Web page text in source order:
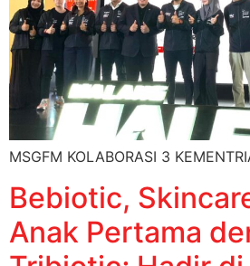
MSGFM KOLABORASI 3
Bebiotic,
Anak Pertama